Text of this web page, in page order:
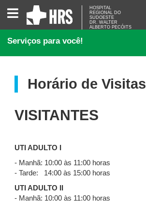
HOSPITAL
REGIONAL
DO
SUDOESTE<BR
WALTER
PECÓITS
HOSPITAL
REGIONAL DO
SUDOESTE
DR. WALTER
ALBERTO PECÓITS
Serviços para você!
Horário de Visitas
VISITANTES
UTI ADULTO I
- Manhã: 10:00 às 11:00 horas
- Tarde: 14:00 às 15:00 horas
UTI ADULTO II
- Manhã: 10:00 às 11:00 horas